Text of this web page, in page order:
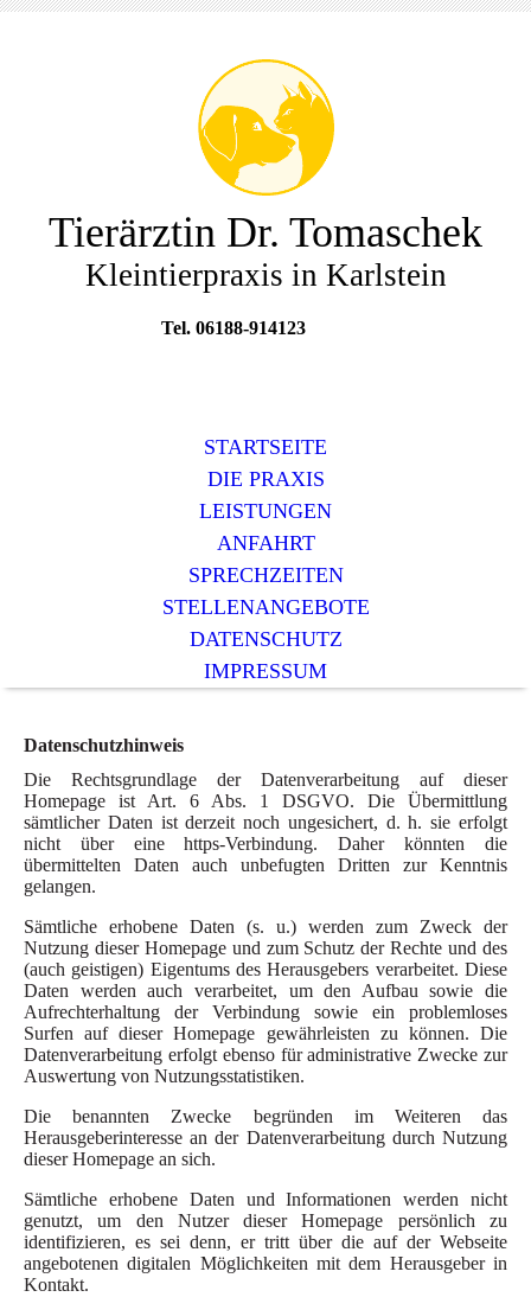
Tierärztin Dr. Tomaschek
Kleintierpraxis in Karlstein
Tel. 06188-914123
STARTSEITE
DIE PRAXIS
LEISTUNGEN
ANFAHRT
SPRECHZEITEN
STELLENANGEBOTE
DATENSCHUTZ
IMPRESSUM
Datenschutzhinweis
Die Rechtsgrundlage der Datenverarbeitung auf dieser
Homepage ist Art. 6 Abs. 1 DSGVO. Die Übermittlung
sämtlicher Daten ist derzeit noch ungesichert, d. h. sie erfolgt
nicht über eine https-Verbindung. Daher könnten die
übermittelten Daten auch unbefugten Dritten zur Kenntnis
gelangen.
Sämtliche erhobene Daten (s. u.) werden zum Zweck der
Nutzung dieser Homepage und zum Schutz der Rechte und des
(auch geistigen) Eigentums des Herausgebers verarbeitet. Diese
Daten werden auch verarbeitet, um den Aufbau sowie die
Aufrechterhaltung der Verbindung sowie ein problemloses
Surfen auf dieser Homepage gewährleisten zu können. Die
Datenverarbeitung erfolgt ebenso für administrative Zwecke zur
Auswertung von Nutzungsstatistiken.
Die benannten Zwecke begründen im Weiteren das
Herausgeberinteresse an der Datenverarbeitung durch Nutzung
dieser Homepage an sich.
Sämtliche erhobene Daten und Informationen werden nicht
genutzt, um den Nutzer dieser Homepage persönlich zu
identifizieren, es sei denn, er tritt über die auf der Webseite
angebotenen digitalen Möglichkeiten mit dem Herausgeber in
Kontakt.